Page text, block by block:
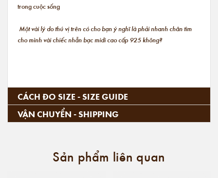
trong cuộc sống
Một vài lý do thú vị trên có cho bạn ý nghĩ là phải nhanh chân tìm
cho mình vài chiếc nhẫn bạc midi cao cấp 925 không?
CÁCH ĐO SIZE - SIZE GUIDE
VẬN CHUYỂN - SHIPPING
Sản phẩm liên quan